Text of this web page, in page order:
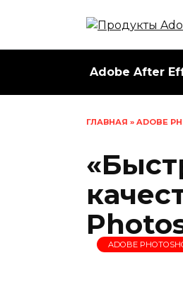
Adobe After
ГЛАВНАЯ » ADOBE
ADOBE